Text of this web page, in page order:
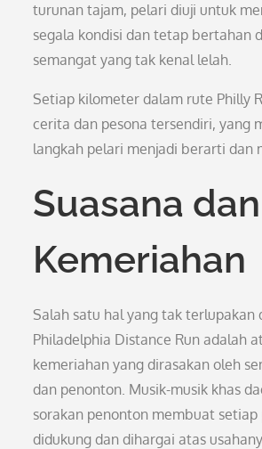
turunan tajam, pelari diuji untuk
segala kondisi dan tetap bertahan
semangat yang tak kenal lelah.
Setiap kilometer dalam rute Philly
cerita dan pesona tersendiri, yang
langkah pelari menjadi berarti dan
Suasana dan
Kemeriahan
Salah satu hal yang tak terlupakan
Philadelphia Distance Run adalah
kemeriahan yang dirasakan oleh
dan penonton. Musik-musik khas
sorakan penonton membuat setiap
didukung dan dihargai atas